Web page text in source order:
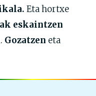
Eta hortxe
eskaintzen
Gozatzen eta